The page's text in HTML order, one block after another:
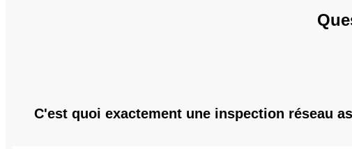
C'est quoi exactement une inspection réseau